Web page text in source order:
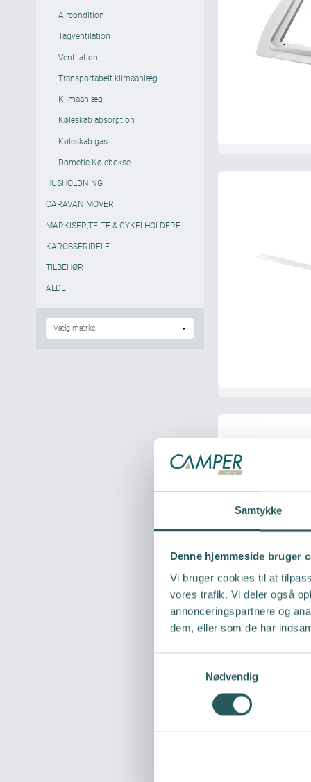
Samtykke
Denne hjemmeside bruger
Vi bruger cookies til at
vores trafik. Vi deler også
annonceringspartnere og
dem, eller som de har
Nødvendig
Aircondition
Tagventilation
Ventilation
Transportabelt klimaanlæg
Klimaanlæg
Køleskab absorption
Køleskab gas
Dometic Kølebokse
HUSHOLDNING
CARAVAN MOVER
MARKISER,TELTE & CYKELHOLDERE
KAROSSERIDELE
TILBEHØR
ALDE